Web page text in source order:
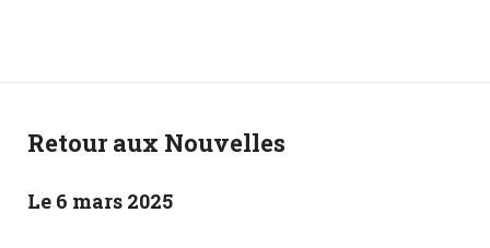
Retour aux Nouvelles
Le 6 mars 2025